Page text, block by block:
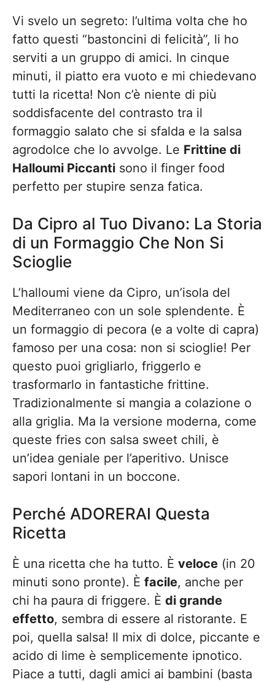
Vi svelo un segreto: l’ultima volta che ho
fatto questi “bastoncini di felicità”, li ho
serviti a un gruppo di amici. In cinque
minuti, il piatto era vuoto e mi chiedevano
tutti la ricetta! Non c’è niente di più
soddisfacente del contrasto tra il
formaggio salato che si sfalda e la salsa
agrodolce che lo avvolge. Le Frittine di
Halloumi Piccanti sono il finger food
perfetto per stupire senza fatica.
Da Cipro al Tuo Divano: La Storia
di un Formaggio Che Non Si
Scioglie
L’halloumi viene da Cipro, un’isola del
Mediterraneo con un sole splendente. È
un formaggio di pecora (e a volte di capra)
famoso per una cosa: non si scioglie! Per
questo puoi grigliarlo, friggerlo e
trasformarlo in fantastiche frittine.
Tradizionalmente si mangia a colazione o
alla griglia. Ma la versione moderna, come
queste fries con salsa sweet chili, è
un’idea geniale per l’aperitivo. Unisce
sapori lontani in un boccone.
Perché ADORERAI Questa
Ricetta
È una ricetta che ha tutto. È veloce (in 20
minuti sono pronte). È facile, anche per
chi ha paura di friggere. È di grande
effetto, sembra di essere al ristorante. E
poi, quella salsa! Il mix di dolce, piccante e
acido di lime è semplicemente ipnotico.
Piace a tutti, dagli amici ai bambini (basta